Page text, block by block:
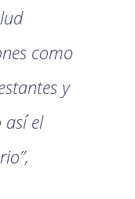
como
y
así el